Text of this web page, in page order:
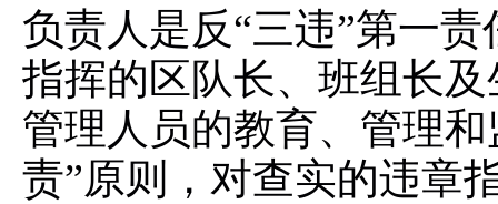
负责人是反“三违”第一
指挥的区队长、班组长
管理人员的教育、管理
责”原则，对查实的违章